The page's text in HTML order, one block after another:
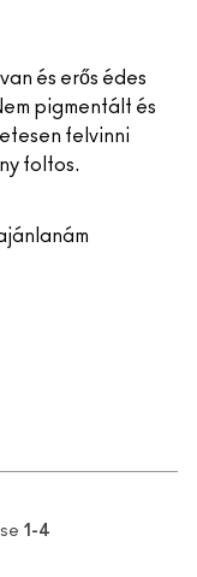
és erős édes
pigmentált és
felvinni
foltos.
1-4